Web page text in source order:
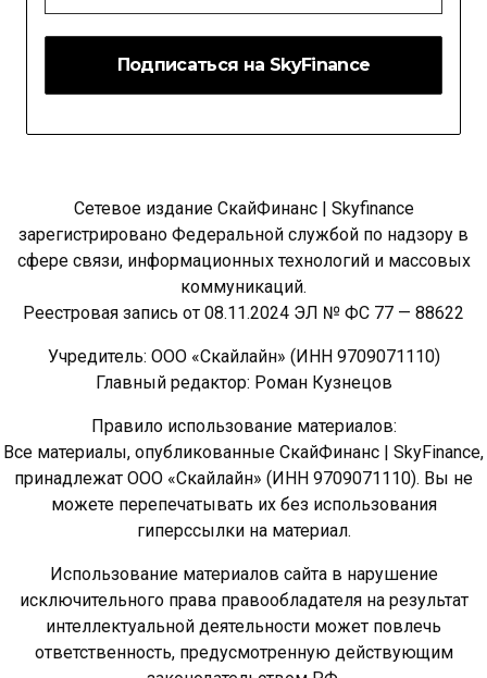
Сетевое издание СкайФинанс | Skyfinance
зарегистрировано Федеральной службой по надзору в
сфере связи, информационных технологий и массовых
коммуникаций.
Реестровая запись от 08.11.2024 ЭЛ № ФС 77 — 88622
Учредитель: ООО «Скайлайн» (ИНН 9709071110)
Главный редактор: Роман Кузнецов
Правило использование материалов:
Все материалы, опубликованные СкайФинанс | SkyFinance,
принадлежат ООО «Скайлайн» (ИНН 9709071110). Вы не
можете перепечатывать их без использования
гиперссылки на материал.
Использование материалов сайта в нарушение
исключительного права правообладателя на результат
интеллектуальной деятельности может повлечь
ответственность, предусмотренную действующим